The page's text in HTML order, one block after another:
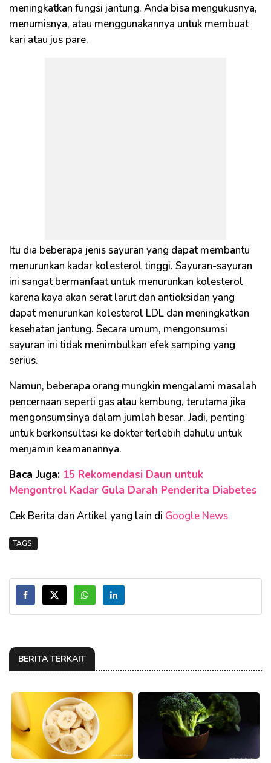
meningkatkan fungsi jantung. Anda bisa mengukusnya,
menumisnya, atau menggunakannya untuk membuat
kari atau jus pare.
Itu dia beberapa jenis sayuran yang dapat membantu
menurunkan kadar kolesterol tinggi. Sayuran-sayuran
ini sangat bermanfaat untuk menurunkan kolesterol
karena kaya akan serat larut dan antioksidan yang
dapat menurunkan kolesterol LDL dan meningkatkan
kesehatan jantung. Secara umum, mengonsumsi
sayuran ini tidak menimbulkan efek samping yang
serius.
Namun, beberapa orang mungkin mengalami masalah
pencernaan seperti gas atau kembung, terutama jika
mengonsumsinya dalam jumlah besar. Jadi, penting
untuk berkonsultasi ke dokter terlebih dahulu untuk
menjamin keamanannya.
Baca Juga: 15 Rekomendasi Daun untuk
Mengontrol Kadar Gula Darah Penderita Diabetes
Cek Berita dan Artikel yang lain di Google News
TAGS:
BERITA TERKAIT